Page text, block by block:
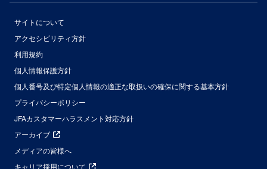
サイトについて
アクセシビリティ方針
利用規約
個人情報保護方針
個人番号及び特定個人情報の適正な取扱いの確保に関する基本方針
プライバシーポリシー
JFAカスタマーハラスメント対応方針
アーカイブ
メディアの皆様へ
キャリア採用について